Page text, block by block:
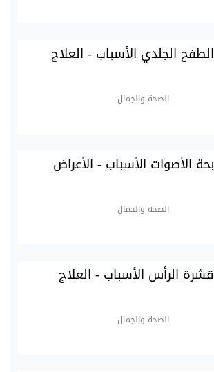
الطفح الجلدي الأسباب - العلاج
الصحة والجمال
بحة الأصوات الأسباب - الأعراض
الصحة والجمال
قشرة الرأس الأسباب - العلاج
الصحة والجمال